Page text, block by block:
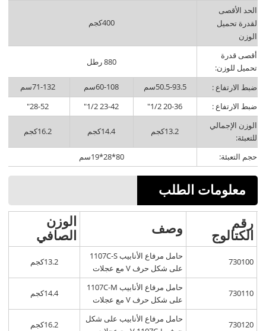
الحد الأقصى
لقدرة تحميل
الوزن
400كجم
أقصى قدرة
تحميل للوزن:
880 رطل
ضبط الارتفاع : 50.5-93.5سم 60-108سم
71-132سم
ضبط الارتفاع :
20-36 1/2"
23-42 1/2"
28-52"
الوزن الإجمالي
للتعبئة:
13.2كجم 14.4كجم 16.2كجم
حجم التعبئة: 80*28*19سم
معلومات الطلب
رقم
الكتالوج وصف
الوزن
الصافي
730100
حامل مرفاع الأنابيب 1107C-S
على شكل حرف V مع عجلات
13.2كجم
730110
حامل مرفاع الأنابيب 1107C-M
على شكل حرف V مع عجلات
14.4كجم
730120
حامل مرفاع الأنابيب على شكل
16.2كجم